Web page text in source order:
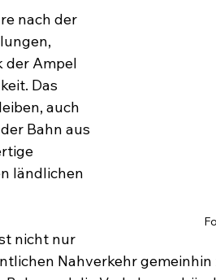
nach der
der Ampel
Das
auch
Bahn aus
ländlichen
nicht nur
Nahverkehr